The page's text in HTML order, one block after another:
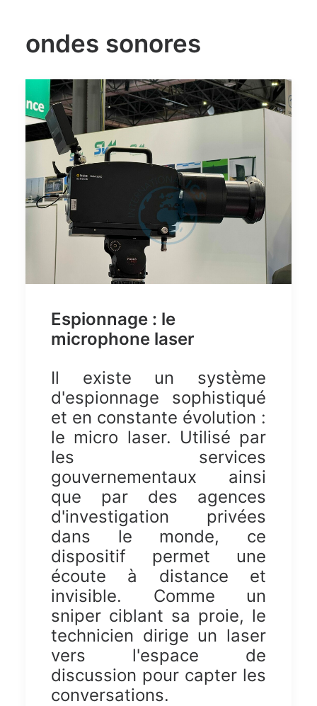
ondes sonores
Espionnage : le
microphone laser
Il existe un système
d'espionnage sophistiqué
et en constante évolution :
le micro laser. Utilisé par
les services
gouvernementaux ainsi
que par des agences
d'investigation privées
dans le monde, ce
dispositif permet une
écoute à distance et
invisible. Comme un
sniper ciblant sa proie, le
technicien dirige un laser
vers l'espace de
discussion pour capter les
conversations.